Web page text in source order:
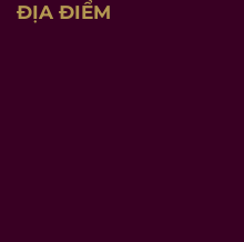
ĐỊA ĐIỂM